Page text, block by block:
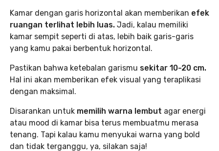
Kamar dengan garis horizontal akan memberikan efek
ruangan terlihat lebih luas. Jadi, kalau memiliki
kamar sempit seperti di atas, lebih baik garis-garis
yang kamu pakai berbentuk horizontal.
Pastikan bahwa ketebalan garismu sekitar 10-20 cm.
Hal ini akan memberikan efek visual yang teraplikasi
dengan maksimal.
Disarankan untuk memilih warna lembut agar energi
atau mood di kamar bisa terus membuatmu merasa
tenang. Tapi kalau kamu menyukai warna yang bold
dan tidak terganggu, ya, silakan saja!